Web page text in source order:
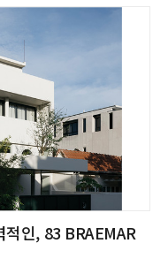
인, 83 BRAEMAR